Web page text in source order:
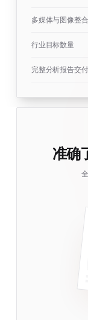
多媒体与图像整合
行业目标数量
完整分析报告交付
准确